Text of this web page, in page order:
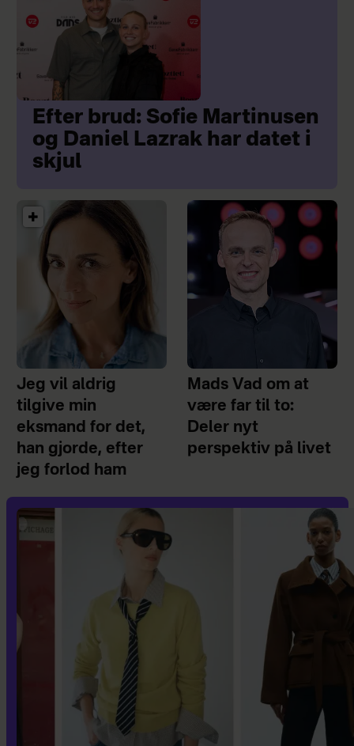
Efter brud: Sofie Martinusen
og Daniel Lazrak har datet i
skjul
Jeg vil aldrig
tilgive min
eksmand for det,
han gjorde, efter
jeg forlod ham
Mads Vad om at
være far til to:
Deler nyt
perspektiv på livet